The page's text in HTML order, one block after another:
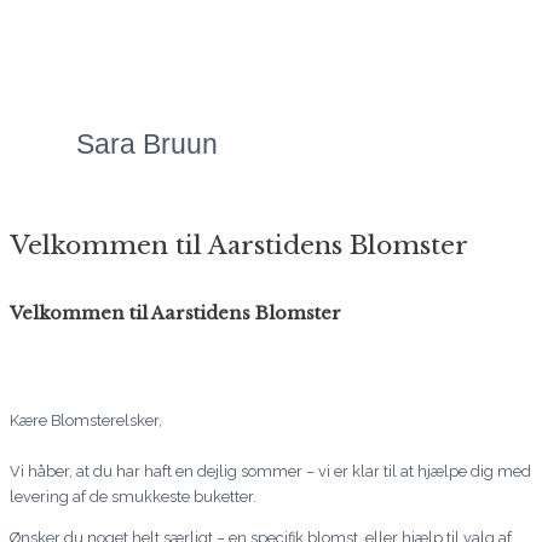
Sara Bruun
Velkommen til Aarstidens Blomster
Velkommen til Aarstidens Blomster
Kære Blomsterelsker,
Vi håber, at du har haft en dejlig sommer – vi er klar til at hjælpe dig med
levering af de smukkeste buketter.
Ønsker du noget helt særligt – en specifik blomst, eller hjælp til valg af